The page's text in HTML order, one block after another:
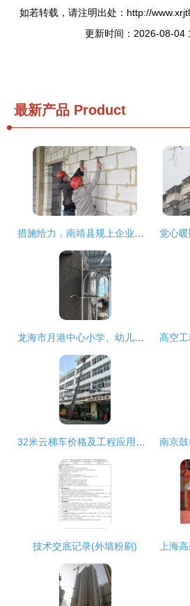
如若转载，请注明出处：http://
更新时间：2026-08-04
最新产品 Product
措施给力，南靖县规上企业复工率达80%并加速推进外墙粉刷工程
龙海市月港中心小学、幼儿园项目外墙粉刷工程进展顺利
32米云梯车价格及工程应用解析 高空运输车合理价位揭秘
技术交底记录(外墙粉刷)